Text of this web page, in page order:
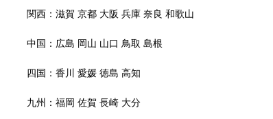
関西： 滋賀 京都 大阪 兵庫 奈良 和歌山
中国： 広島 岡山 山口 鳥取 島根
四国： 香川 愛媛 徳島 高知
九州： 福岡 佐賀 長崎 大分